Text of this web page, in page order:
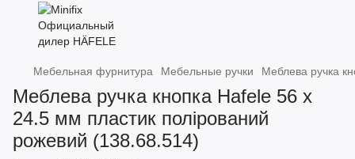
Мебельная фурнитура Мебельные ручки Меблева ручка
Меблева ручка кнопка Hafele 56 х
24.5 мм пластик полірований
рожевий (138.68.514)